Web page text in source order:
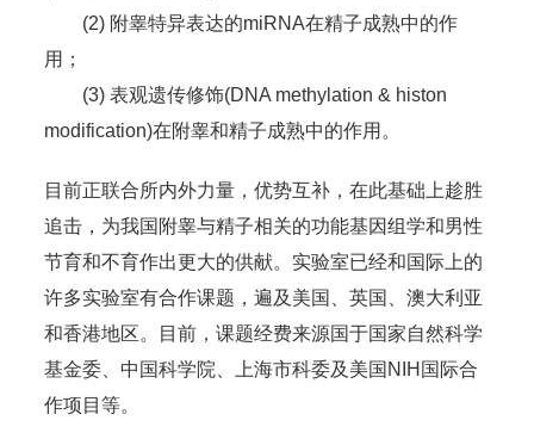
(2) 附睾特异表达的miRNA在精子成熟中的作
用；
(3) 表观遗传修饰(DNA methylation & histon
modification)在附睾和精子成熟中的作用。
目前正联合所内外力量，优势互补，在此基础上趁胜
追击，为我国附睾与精子相关的功能基因组学和男性
节育和不育作出更大的供献。实验室已经和国际上的
许多实验室有合作课题，遍及美国、英国、澳大利亚
和香港地区。目前，课题经费来源国于国家自然科学
基金委、中国科学院、上海市科委及美国NIH国际合
作项目等。